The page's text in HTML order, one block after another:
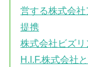
営する株式会
提携
株式会社ビズ
H.I.F.株式会社